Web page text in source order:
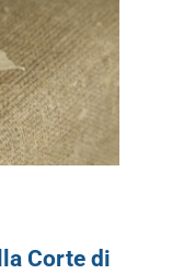
Corte di